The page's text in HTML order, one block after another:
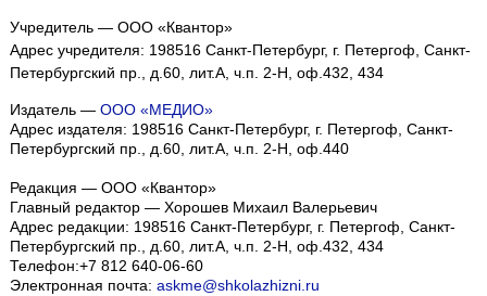
Учредитель — ООО «Квантор»
Адрес учредителя: 198516 Санкт-Петербург, г. Петергоф, Санкт-
Петербургский пр., д.60, лит.А, ч.п. 2-Н, оф.432, 434
Издатель — ООО «МЕДИО»
Адрес издателя: 198516 Санкт-Петербург, г. Петергоф, Санкт-
Петербургский пр., д.60, лит.А, ч.п. 2-Н, оф.440
Редакция — ООО «Квантор»
Главный редактор — Хорошев Михаил Валерьевич
Адрес редакции: 198516 Санкт-Петербург, г. Петергоф Санкт-
Петербургский пр., д.60, лит.А, ч.п. 2-Н, оф.432, 434
Телефон:+7 812 640-06-60
Электронная почта: askme@shkolazhizni.ru